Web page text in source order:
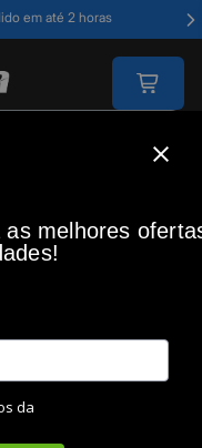
em até 2 horas
(0)
RAZER
melhores
da